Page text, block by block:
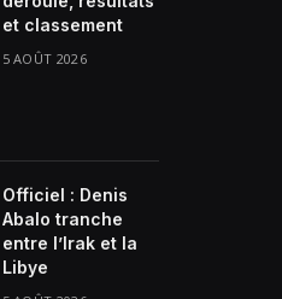
et classement
5 AOÛT 2026
Officiel : Denis
Abalo tranche
entre l’Irak et la
Libye